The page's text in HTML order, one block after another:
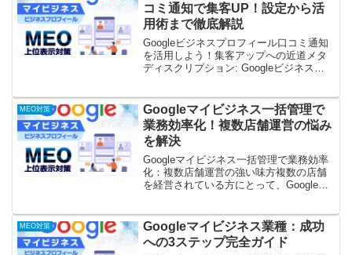
コミ通知で集客UP！設定から活
用術まで徹底解説
Googleビジネスプロフィール口コミ通知
を活用しよう！集客アップへの近道メタ
ディスクリプション: Googleビジネスプ
を実現する方法を解説。設定方法から返
信戦略、効...
MEO対策
Googleマイビジネス一括管理で
業務効率化！複数店舗運営の悩み
を解決
Googleマイビジネス一括管理で業務効率
化：複数店舗運営の強い味方複数の店舗
を経営されている方にとって、Googleマ
マイビジネス一括管理ツールを活用すれ
ば、そ...
MEO対策
Googleマイビジネス業種：成功
への3ステップ完全ガイド